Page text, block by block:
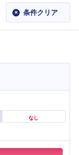
× 条件クリア
なし